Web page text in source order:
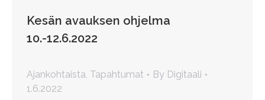
Kesän avauksen ohjelma
10.-12.6.2022
Ajankohtaista, Tapahtumat By Digitaali
1.6.2022